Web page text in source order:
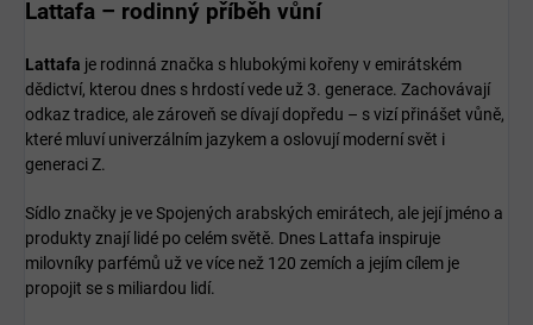
Lattafa – rodinný příběh vůní
Lattafa je rodinná značka s hlubokými kořeny v emirátském
dědictví, kterou dnes s hrdostí vede už 3. generace. Zachovávají
odkaz tradice, ale zároveň se dívají dopředu – s vizí přinášet vůně,
které mluví univerzálním jazykem a oslovují moderní svět i
generaci Z.
Sídlo značky je ve Spojených arabských emirátech, ale její jméno a
produkty znají lidé po celém světě. Dnes Lattafa inspiruje
milovníky parfémů už ve více než 120 zemích a jejím cílem je
propojit se s miliardou lidí.